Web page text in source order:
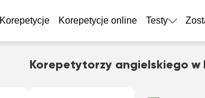
Korepetycje Korepetycje online Testy
Korepetytorzy angielskiego w